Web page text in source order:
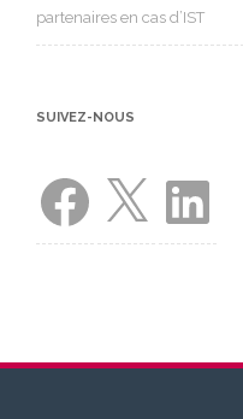
partenaires en cas d’IST
SUIVEZ-NOUS
Facebook LinkedIn